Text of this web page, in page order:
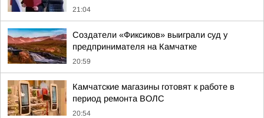
21:04
Создатели «Фиксиков» выиграли суд у
предпринимателя на Камчатке
20:59
Камчатские магазины готовят к работе в
период ремонта ВОЛС
20:54